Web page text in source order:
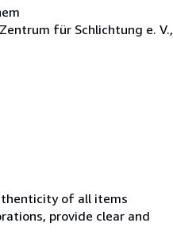
für Schlichtung e. V.,
of all items
provide clear and